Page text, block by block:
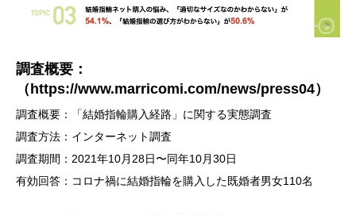
調査概要：
（https://www.marricomi.com/news/press04）
調査概要：「結婚指輪購入経路」に関する実態調査
調査方法：インターネット調査
調査期間：2021年10月28日〜同年10月30日
有効回答：コロナ禍に結婚指輪を購入した既婚者男女110名